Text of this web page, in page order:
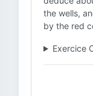
the wells,
by the red
Exercice